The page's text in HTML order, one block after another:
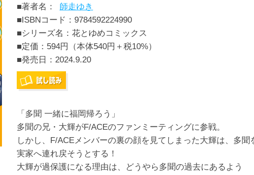
■著者名：
師走ゆき
■ISBNコード：9784592224990
■シリーズ名：花とゆめコミックス
■定価：594円（本体540円＋税10%）
■発売日： 2024.9.20
「多聞 一緒に福岡帰ろう」
多聞の兄・大輝がF/ACEのファンミーティングに参戦。
しかし、F/ACEメンバーの裏の顔を見てしまった大輝は、多聞
実家へ連れ戻そうとする！
大輝が過保護になる理由は、どうやら多聞の過去にあるよう